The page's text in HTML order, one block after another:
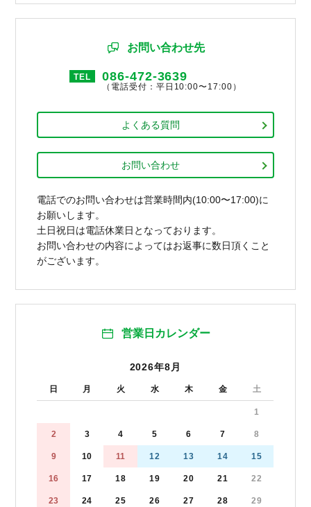
お問い合わせ先
TEL 086-472-3639
（電話受付：平日10:00〜17:00）
よくある質問
お問い合わせ
電話でのお問い合わせは営業時間内(10:00〜17:00)に
お願いします。
土日祝日は電話休業日となっております。
お問い合わせの内容によってはお返事に数日頂くこと
がございます。
営業日カレンダー
2026年8月
日 月 火 水 木 金 土
1
2 3 4 5 6 7 8
9 10 11 12 13 14 15
16 17 18 19 20 21 22
23 24 25 26 27 28 29